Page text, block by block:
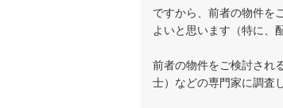
ですから、前者の物件を
よいと思います（特に、
前者の物件をご検討され
士）などの専門家に調査